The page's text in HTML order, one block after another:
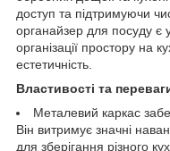
доступ та підтримуючи
органайзер для посуду є
організації простору на
естетичність.
Властивості та
Металевий каркас
Він витримує значні
для зберігання різного